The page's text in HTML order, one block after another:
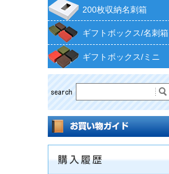
200枚収納名刺箱
ギフトボックス/名刺箱
ギフトボックス/ミニ